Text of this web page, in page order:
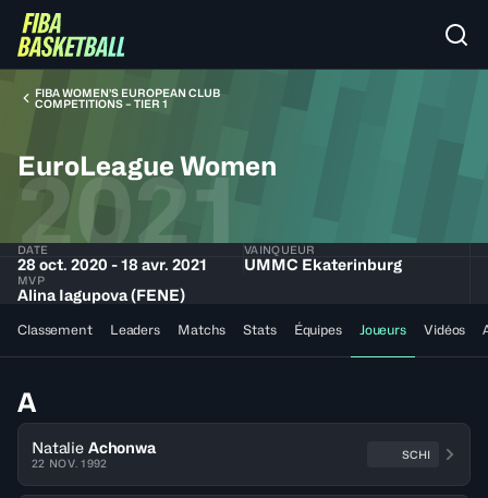
FIBA WOMEN’S EUROPEAN CLUB
COMPETITIONS – TIER 1
EuroLeague Women
2021
DATE
28 oct. 2020 - 18 avr. 2021
VAINQUEUR
UMMC Ekaterinburg
MVP
Alina Iagupova (FENE)
Classement Leaders Matchs Stats Équipes Joueurs Vidéos
A
Natalie Achonwa
22 NOV. 1992
SCHI